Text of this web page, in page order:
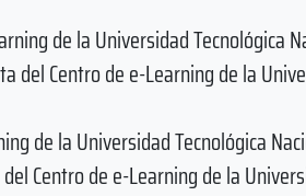
de la Universidad Tecnológica
del Centro de e-Learning de la
de la Universidad Tecnológica
Centro de e-Learning de la